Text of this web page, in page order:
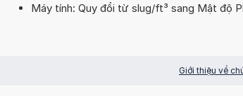
Máy tính: Quy đổi từ slug/ft³ sang Mật độ
Giới thiệu về